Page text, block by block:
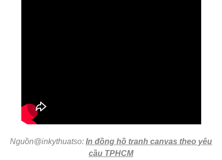
Nguồn@inkythuatso: In đồng hồ tranh canvas theo yêu
cầu TPHCM